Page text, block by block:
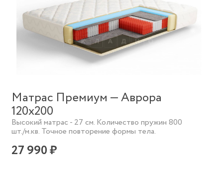
Матрас Премиум — Аврора
120х200
Высокий матрас - 27 см. Количество пружин 800
шт./м.кв. Точное повторение формы тела.
27 990 ₽